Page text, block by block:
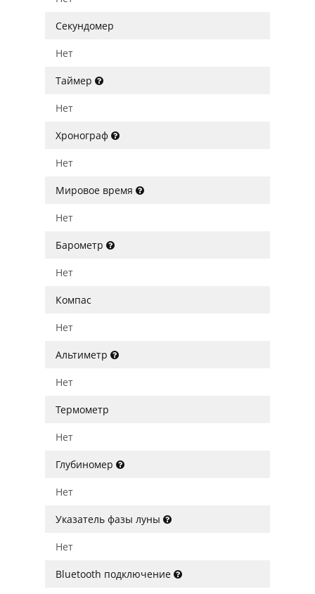
Секундомер
Нет
Таймер
Нет
Хронограф
Нет
Мировое время
Нет
Барометр
Нет
Компас
Нет
Альтиметр
Нет
Термометр
Нет
Глубиномер
Нет
Указатель фазы луны
Нет
Bluetooth подключение